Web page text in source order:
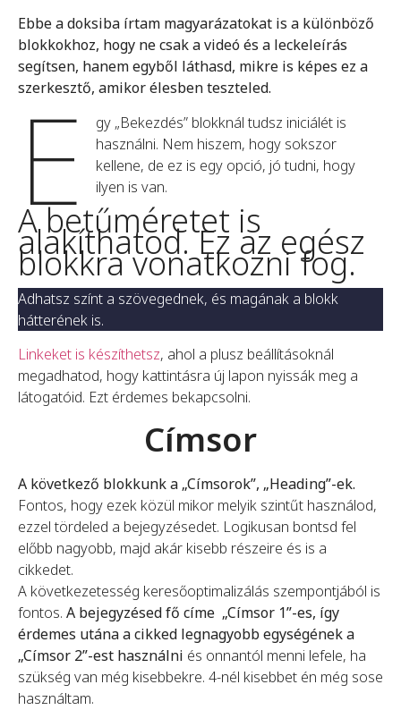
Ebbe a doksiba írtam magyarázatokat is a különböző
blokkokhoz, hogy ne csak a videó és a leckeleírás
segítsen, hanem egyből láthasd, mikre is képes ez a
szerkesztő, amikor élesben teszteled.
E
gy „Bekezdés” blokknál tudsz iniciálét is
használni. Nem hiszem, hogy sokszor
kellene, de ez is egy opció, jó tudni, hogy
ilyen is van.
A betűméretet is
alakíthatod. Ez az egész
blokkra vonatkozni fog.
Adhatsz színt a szövegednek, és magának a blokk
hátterének is.
Linkeket is készíthetsz, ahol a plusz beállításoknál
megadhatod, hogy kattintásra új lapon nyissák meg a
látogatóid. Ezt érdemes bekapcsolni.
Címsor
A következő blokkunk a „Címsorok”, „Heading”-ek.
Fontos, hogy ezek közül mikor melyik szintűt használod,
ezzel tördeled a bejegyzésedet. Logikusan bontsd fel
előbb nagyobb, majd akár kisebb részeire és is a
cikkedet.
A következetesség keresőoptimalizálás szempontjából is
fontos. A bejegyzésed fő címe „Címsor 1”-es, így
érdemes utána a cikked legnagyobb egységének a
„Címsor 2”-est használni és onnantól menni lefele, ha
szükség van még kisebbekre. 4-nél kisebbet én még sose
használtam.